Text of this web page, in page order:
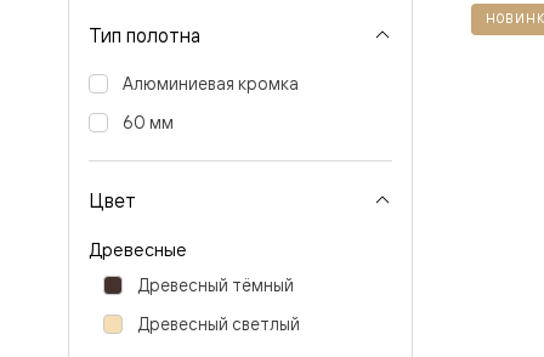
Мозаик
Тип полотна
Алюминиевая кромка
60 мм
Цвет
Древесные
Древесный тёмный
Древесный светлый